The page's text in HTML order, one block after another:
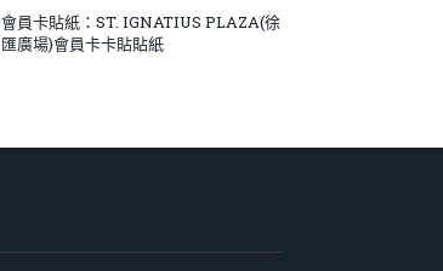
會員卡貼紙：ST. IGNATIUS PLAZA(徐
匯廣場)會員卡卡貼貼紙